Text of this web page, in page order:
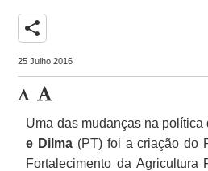
share
25 Julho 2016
Uma das mudanças na política
e Dilma (PT) foi a criação do
Fortalecimento da Agricultura